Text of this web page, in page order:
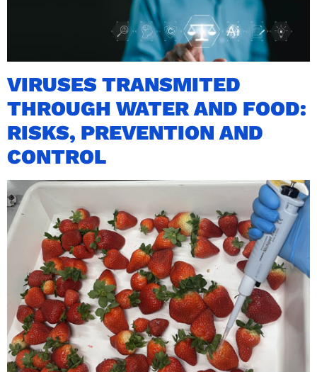
VIRUSES TRANSMITED
THROUGH WATER AND FOOD:
RISKS, PREVENTION AND
CONTROL